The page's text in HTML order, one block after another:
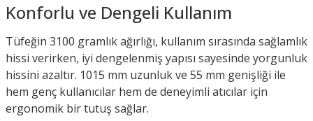
Konforlu ve Dengeli Kullanım
Tüfeğin 3100 gramlık ağırlığı, kullanım sırasında sağlamlık
hissi verirken, iyi dengelenmiş yapısı sayesinde yorgunluk
hissini azaltır. 1015 mm uzunluk ve 55 mm genişliği ile
hem genç kullanıcılar hem de deneyimli atıcılar için
ergonomik bir tutuş sağlar.